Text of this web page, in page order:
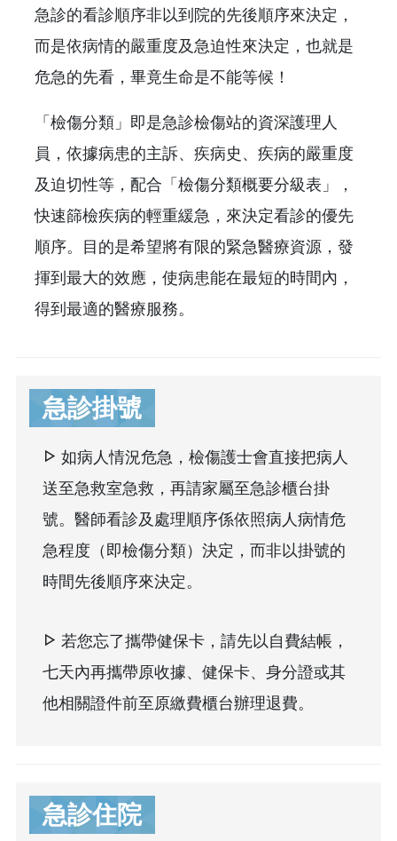
急診的看診順序非以到院的先後順序來決定，
而是依病情的嚴重度及急迫性來決定，也就是
危急的先看，畢竟生命是不能等候！
「檢傷分類」即是急診檢傷站的資深護理人
員，依據病患的主訴、疾病史、疾病的嚴重度
及迫切性等，配合「檢傷分類概要分級表」，
快速篩檢疾病的輕重緩急，來決定看診的優先
順序。目的是希望將有限的緊急醫療資源，發
揮到最大的效應，使病患能在最短的時間內，
得到最適的醫療服務。
急診掛號
如病人情況危急，檢傷護士會直接把病人
送至急救室急救，再請家屬至急診櫃台掛
號。醫師看診及處理順序係依照病人病情危
急程度（即檢傷分類）決定，而非以掛號的
時間先後順序來決定。
若您忘了攜帶健保卡，請先以自費結帳，
七天內再攜帶原收據、健保卡、身分證或其
他相關證件前至原繳費櫃台辦理退費。
急診住院